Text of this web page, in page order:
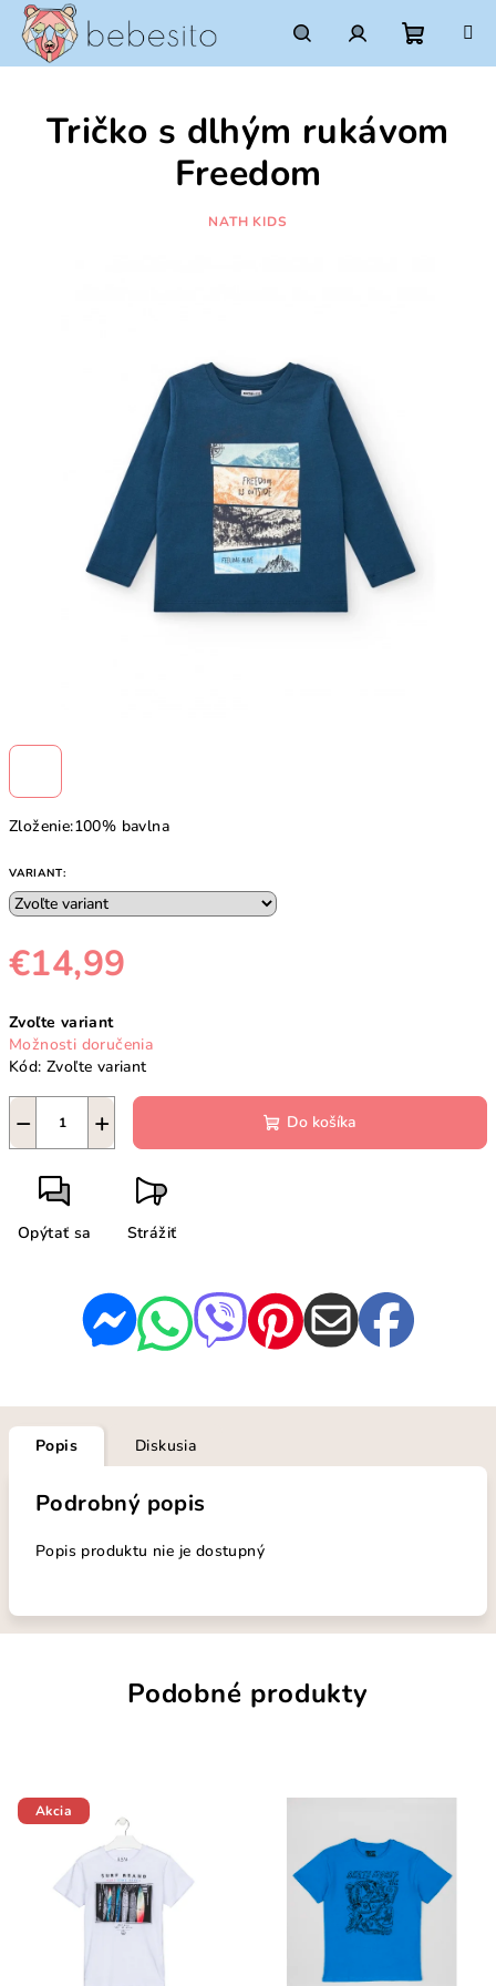
Prejsť
obsah
HľadaťPrihlásenie
košík
Zloženie:100% bavlna
VARIANT:
€14,99
cena:
Zvoľte variant
Možnosti doručenia
Kód: Zvoľte variant
+
− Do košíka
Opýtať sa Strážiť
Tričko s dlhým rukávom
Freedom
NATH KIDS
Popis Diskusia
Podrobný popis
Popis produktu nie je dostupný
Podobné produkty
Akcia